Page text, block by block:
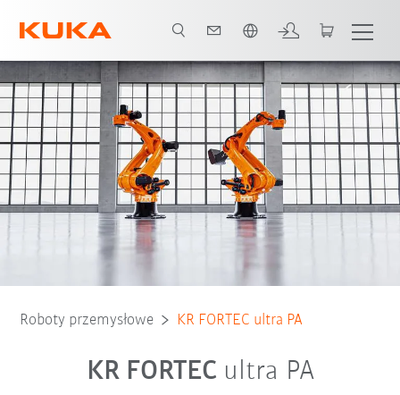
Typ robota Obszarów zastosowania
Roboty przemysłowe KR FORTEC ultra PA
KR FORTEC ultra PA